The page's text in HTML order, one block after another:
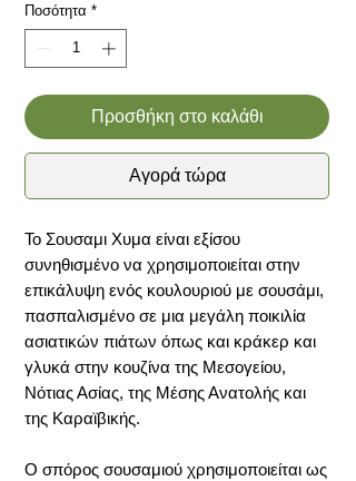
Ποσότητα *
Προσθήκη στο καλάθι
Αγορά τώρα
To Σουσαμι Χυμα είναι εξίσου
συνηθισμένο να χρησιμοποιείται στην
επικάλυψη ενός κουλουριού με σουσάμι,
πασπαλισμένο σε μια μεγάλη ποικιλία
ασιατικών πιάτων όπως και κράκερ και
γλυκά στην κουζίνα της Μεσογείου,
Νότιας Ασίας, της Μέσης Ανατολής και
της Καραϊβικής.
Ο σπόρος σουσαμιού χρησιμοποιείται ως